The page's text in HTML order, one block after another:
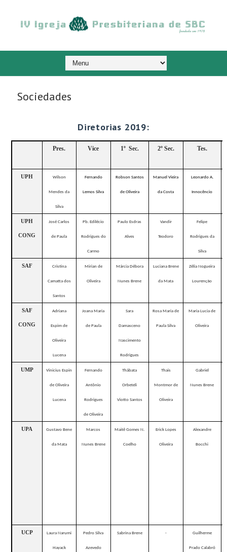
Sociedades
Diretorias 2019:
Pres. Vice 1º Sec. 2º Sec. Tes.
UPH Wilson
Mendes da
Silva
Fernando
Lemos Silva
Robson Santos
de Oliveira
Manuel Vieira
da Costa
Leonardo A.
Innocêncio
UPH
CONG
José Carlos
de Paula
Pb. Edilécio
Rodrigues do
Carmo
Paulo Esdras
Alves
Vandir
Teodoro
Felipe
Rodrigues da
Silva
SAF Cristina
Camatta dos
Santos
Mirian de
Oliveira
Márcia Débora
Nunes Brene
Luciana Brene
da Mata
Zélia Nogueira
Lourenção
SAF
CONG
Adriana
Espim de
Oliveira
Lucena
Joana Maria
de Paula
Sara
Damasceno
Nascimento
Rodrigues
Rosa Maria de
Paula Silva
Maria Lucia de
Oliveira
UMP Vinicius Espin
de Oliveira
Lucena
Fernando
Antônio
Rodrigues
de Oliveira
Thábata
Orbeteli
Viotto Santos
Thais
Montmor de
Oliveira
Gabriel
Nunes Brene
UPA Gustavo Bene
da Mata
Marcos
Nunes Brene
Maitê Gomes N.
Coelho
Erick Lopes
Oliveira
Alexandre
Bocchi
UCP Laura Narumi
Hayack
Pedro Silva
Azevedo
Sabrina Brene - Guilherme
Prado Calabró